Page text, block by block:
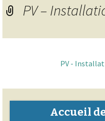
PV –
PV -
Accueil